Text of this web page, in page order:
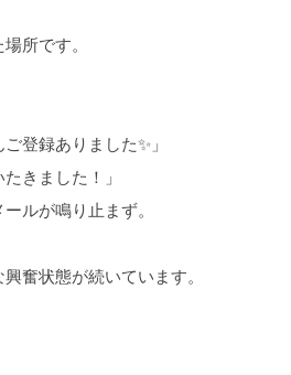
所です。
登録ありました✨」
きました！」
ルが鳴り止まず。
奮状態が続いています。